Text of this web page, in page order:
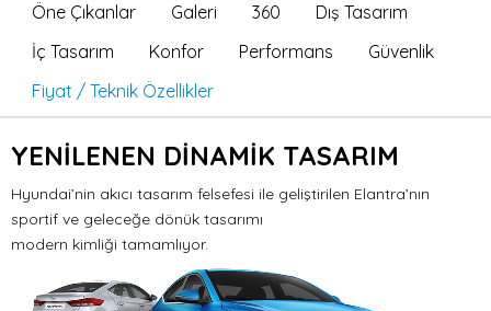
Öne Çıkanlar Galeri 360
Dış Tasarım
İç Tasarım
Konfor Performans
Güvenlik
Fiyat / Teknik Özellikler
YENİLENEN DİNAMİK TASARIM
Hyundai’nin akıcı tasarım felsefesi ile geliştirilen Elantra’nın
sportif ve geleceğe dönük tasarımı
modern kimliği tamamlıyor.